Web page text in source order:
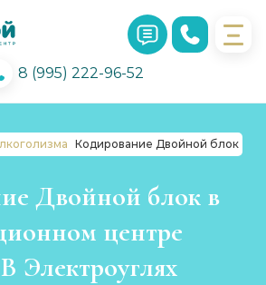
8 (995) 222-96-52
Кодирование Двойной блок
Двойной блок в
центре
Электроуглях